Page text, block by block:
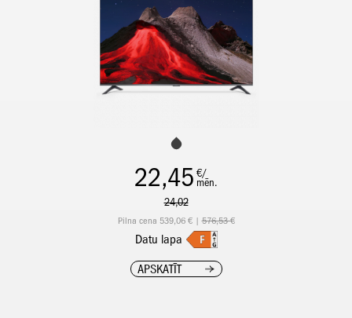
22,45 €/
mēn.
24,02
Pilna cena 539,06 € |576,53 €
Datu lapa
APSKATĪT